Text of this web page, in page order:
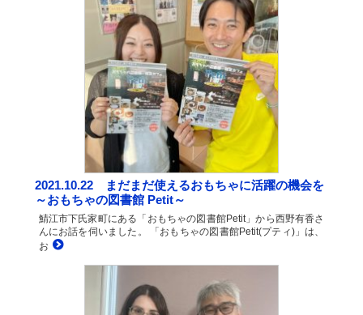
2021.10.22 まだまだ使えるおもちゃに活躍の機会を
～おもちゃの図書館 Petit～
鯖江市下氏家町にある「おもちゃの図書館Petit」から西野有香さ
んにお話を伺いました。 「おもちゃの図書館Petit(プティ)」は、
お